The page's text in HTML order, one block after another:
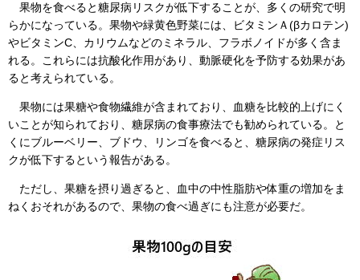
果物を食べると糖尿病リスクが低下することが、多くの研究で明
らかになっている。果物や緑黄色野菜には、ビタミンＡ(βカロテン)
やビタミンC、カリウムなどのミネラル、フラボノイドが多く含ま
れる。これらには抗酸化作用があり、動脈硬化を予防する効果があ
ると考えられている。
果物には果糖や食物繊維が含まれており、血糖を比較的上げにく
いことが知られており、糖尿病の食事療法でも勧められている。と
くにブルーベリー、ブドウ、リンゴを食べると、糖尿病の発症リス
クが低下するという報告がある。
ただし、果糖を摂り過ぎると、血中の中性脂肪や体重の増加をま
ねくおそれがあるので、果物の食べ過ぎにも注意が必要だ。